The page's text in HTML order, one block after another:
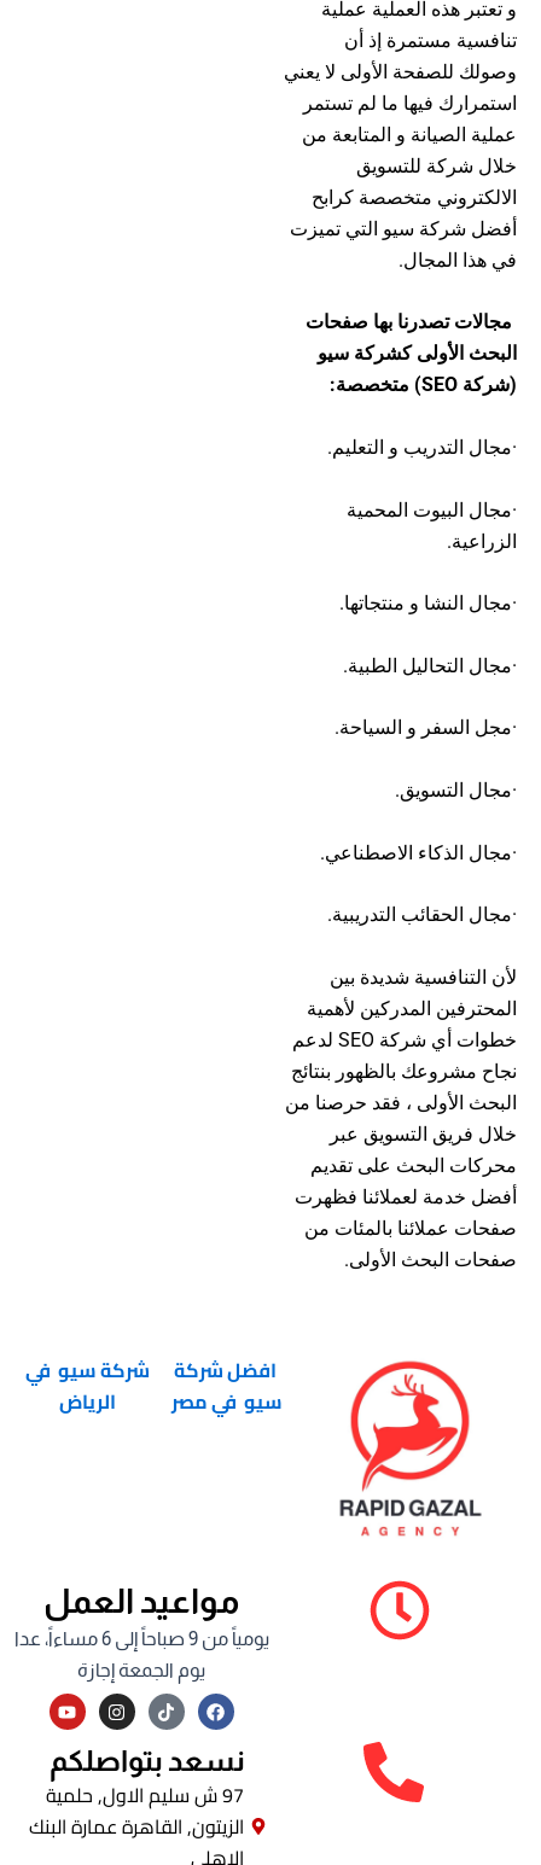
و تعتبر هذه العملية عملية
تنافسية مستمرة إذ أن
وصولك للصفحة الأولى لا يعني
استمرارك فيها ما لم تستمر
عملية الصيانة و المتابعة من
خلال شركة للتسويق
الالكتروني متخصصة كرابح
أفضل شركة سيو التي تميزت
في هذا المجال.
مجالات تصدرنا بها صفحات
البحث الأولى كشركة سيو
(شركة SEO) متخصصة:
·مجال التدريب و التعليم.
·مجال البيوت المحمية
الزراعية.
·مجال النشا و منتجاتها.
·مجال التحاليل الطبية.
·مجل السفر و السياحة.
·مجال التسويق.
·مجال الذكاء الاصطناعي.
·مجال الحقائب التدريبية.
لأن التنافسية شديدة بين
المحترفين المدركين لأهمية
خطوات أي شركة SEO لدعم
نجاح مشروعك بالظهور بنتائج
البحث الأولى ، فقد حرصنا من
خلال فريق التسويق عبر
محركات البحث على تقديم
أفضل خدمة لعملائنا فظهرت
صفحات عملائنا بالمئات من
صفحات البحث الأولى.
افضل شركة
سيو في مصر
شركة سيو في
الرياض
مواعيد العمل
يومياً من 9 صباحاً إلى 6 مساءاً، عدا
يوم الجمعة إجازة
F
a
c
e
b
o
o
k
I
n
s
t
a
g
r
a
Y
o
u
t
u
b
e
نسعد بتواصلكم
97 ش سليم الاول, حلمية
الزيتون, القاهرة عمارة البنك
الاهلي